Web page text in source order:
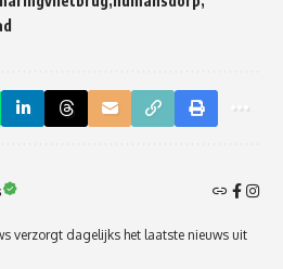
verzorgt dagelijks het laatste nieuws uit